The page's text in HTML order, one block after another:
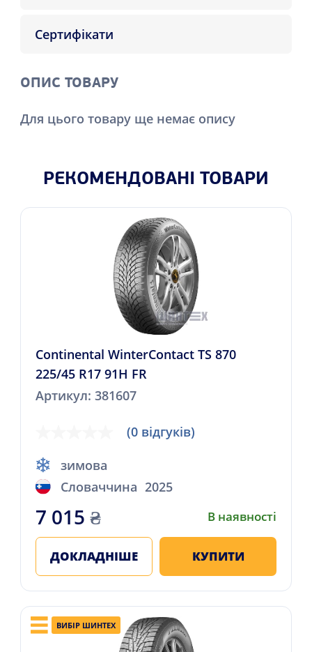
Сертифікати
ОПИС ТОВАРУ
Для цього товару ще немає опису
РЕКОМЕНДОВАНІ ТОВАРИ
Continental WinterContact TS 870
225/45 R17 91H FR
Артикул: 381607
(0 відгуків)
зимова
Словаччина 2025
7 015 ₴ В наявності
ДОКЛАДНІШЕ КУПИТИ
ВИБІР ШИНТЕХ